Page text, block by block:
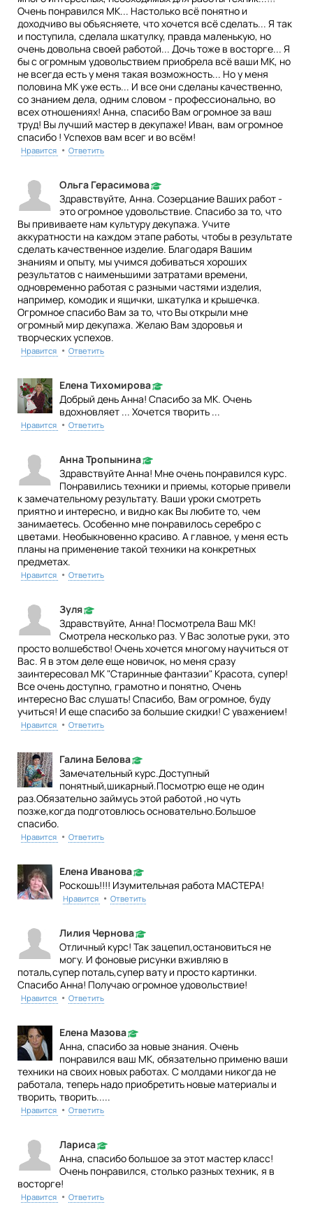
Очень понравился МК... Настолько всё понятно и
доходчиво вы объясняете, что хочется всё сделать... Я так
и поступила, сделала шкатулку, правда маленькую, но
очень довольна своей работой... Дочь тоже в восторге... Я
бы с огромным удовольствием приобрела всё ваши МК, но
не всегда есть у меня такая возможность... Но у меня
половина МК уже есть... И все они сделаны качественно,
со знанием дела, одним словом - профессионально, во
всех отношениях! Анна, спасибо Вам огромное за ваш
труд! Вы лучший мастер в декупаже! Иван, вам огромное
спасибо ! Успехов вам всег и во всём!
Нравится • Ответить
Ольга Герасимова
Здравствуйте, Анна. Созерцание Ваших работ -
это огромное удовольствие. Спасибо за то, что
Вы прививаете нам культуру декупажа. Учите
аккуратности на каждом этапе работы, чтобы в результате
сделать качественное изделие. Благодаря Вашим
знаниям и опыту, мы учимся добиваться хороших
результатов с наименьшими затратами времени,
одновременно работая с разными частями изделия,
например, комодик и ящички, шкатулка и крышечка.
Огромное спасибо Вам за то, что Вы открыли мне
огромный мир декупажа. Желаю Вам здоровья и
творческих успехов.
Нравится • Ответить
Елена Тихомирова
Добрый день Анна! Спасибо за МК. Очень
вдохновляет ... Хочется творить ...
Нравится • Ответить
Анна Тропынина
Здравствуйте Анна! Мне очень понравился курс.
Понравились техники и приемы, которые привели
к замечательному результату. Ваши уроки смотреть
приятно и интересно, и видно как Вы любите то, чем
занимаетесь. Особенно мне понравилось серебро с
цветами. Необыкновенно красиво. А главное, у меня есть
планы на применение такой техники на конкретных
предметах.
Нравится • Ответить
Зуля
Здравствуйте, Анна! Посмотрела Ваш МК!
Смотрела несколько раз. У Вас золотые руки, это
просто волшебство! Очень хочется многому научиться от
Вас. Я в этом деле еще новичок, но меня сразу
заинтересовал МК "Старинные фантазии" Красота, супер!
Все очень доступно, грамотно и понятно, Очень
интересно Вас слушать! Спасибо, Вам огромное, буду
учиться! И еще спасибо за большие скидки! С уважением!
Нравится • Ответить
Галина Белова
Замечательный курс.Доступный
понятный,шикарный.Посмотрю еще не один
раз.Обязательно займусь этой работой ,но чуть
позже,когда подготовлюсь основательно.Большое
спасибо.
Нравится • Ответить
Елена Иванова
Роскошь!!!! Изумительная работа МАСТЕРА!
Нравится • Ответить
Лилия Чернова
Отличный курс! Так зацепил,остановиться не
могу. И фоновые рисунки вживляю в
поталь,супер поталь,супер вату и просто картинки.
Спасибо Анна! Получаю огромное удовольствие!
Нравится • Ответить
Елена Мазова
Анна, спасибо за новые знания. Очень
понравился ваш МК, обязательно применю ваши
техники на своих новых работах. С молдами никогда не
работала, теперь надо приобретить новые материалы и
творить, творить.....
Нравится • Ответить
Лариса
Анна, спасибо большое за этот мастер класс!
Очень понравился, столько разных техник, я в
восторге!
Нравится • Ответить